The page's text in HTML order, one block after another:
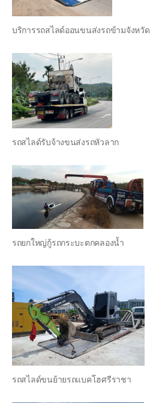
บริการรถสไลด์ออนขนส่งรถข้ามจังหวัด
รถสไลด์รับจ้างขนส่งรถหัวลาก
รถยกใหญ่กู้รถกระบะตกคลองน้ำ
รถสไลด์ขนย้ายรถแบคโฮศรีราชา